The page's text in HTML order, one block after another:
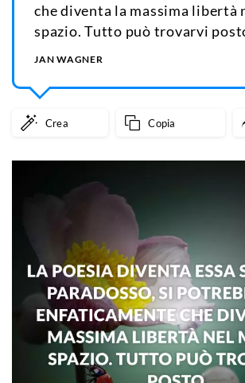
che diventa la massima libertà
spazio. Tutto può trovarvi
JAN WAGNER
Crea Copia